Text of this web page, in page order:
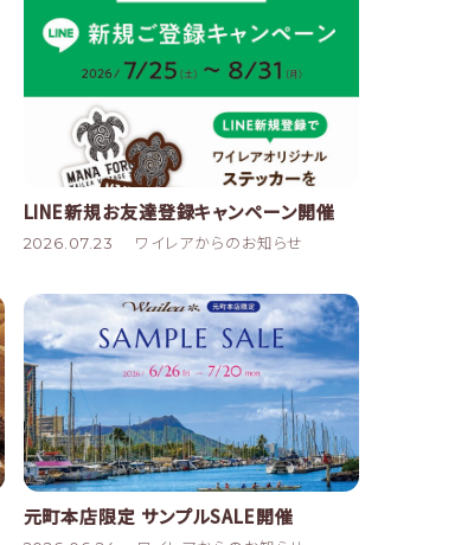
LINE新規お友達登録キャンペーン開催
2026.07.23 ワイレアからのお知らせ
元町本店限定 サンプルSALE開催